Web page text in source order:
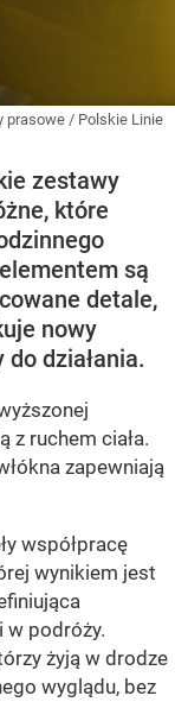
prasowe / Polskie Linie
zestawy
które
są
detale,
nowy
działania.
z ruchem ciała.
zapewniają
współpracę
wynikiem jest
w podróży.
żyją w drodze
wyglądu, bez